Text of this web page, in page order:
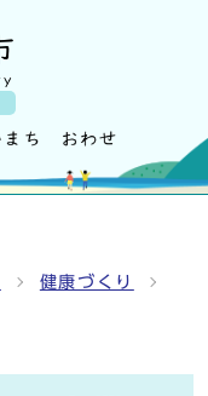
健康づくり